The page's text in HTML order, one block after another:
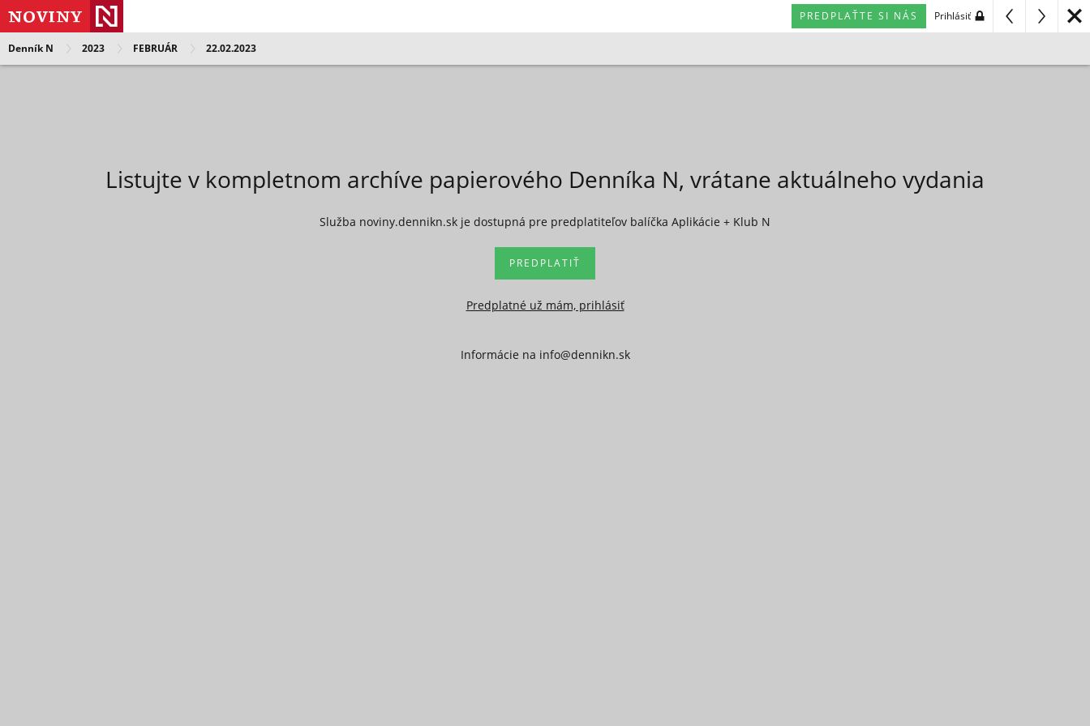
PREDPLAŤTE SI NÁS Prihlásiť
Denník N 2023 FEBRUÁR 22.02.2023
Listujte v kompletnom archíve papierového Denníka N, vrátane aktuálneho vydania
Služba noviny.dennikn.sk je dostupná pre predplatiteľov balíčka Aplikácie + Klub N
PREDPLATIŤ
Predplatné už mám, prihlásiť
Informácie na info@dennikn.sk